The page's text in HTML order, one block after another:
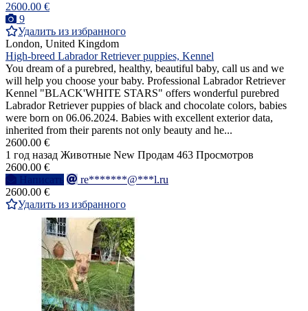
2600.00 €
9
Удалить из избранного
London, United Kingdom
High-breed Labrador Retriever puppies, Kennel
You dream of a purebred, healthy, beautiful baby, call us and we
will help you choose your baby. Professional Labrador Retriever
Kennel "BLACK'WHITE STARS" offers wonderful purebred
Labrador Retriever puppies of black and chocolate colors, babies
were born on 06.06.2024. Babies with excellent exterior data,
inherited from their parents not only beauty and he...
2600.00 €
1 год назад Животные New Продам 463 Просмотров
2600.00 €
Написать
re*******@***l.ru
2600.00 €
Удалить из избранного